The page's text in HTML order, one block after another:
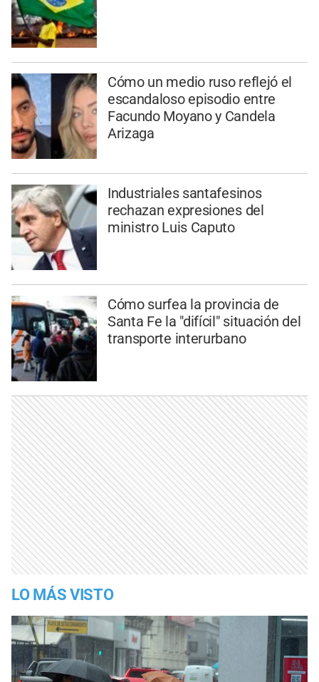
Cómo un medio ruso reflejó el
escandaloso episodio entre
Facundo Moyano y Candela
Arizaga
Industriales santafesinos
rechazan expresiones del
ministro Luis Caputo
Cómo surfea la provincia de
Santa Fe la "difícil" situación del
transporte interurbano
LO MÁS VISTO